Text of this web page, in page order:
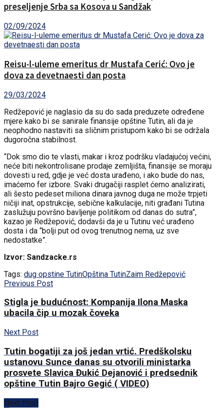
preseljenje Srba sa Kosova u Sandžak
02/09/2024
Reisu-l-uleme emeritus dr Mustafa Cerić: Ovo je
dova za devetnaesti dan posta
29/03/2024
Redžepović je naglasio da su do sada preduzete određene
mjere kako bi se sanirale finansije opštine Tutin, ali da je
neophodno nastaviti sa sličnim pristupom kako bi se održala
dugoročna stabilnost.
“Dok smo dio te vlasti, makar i kroz podršku vladajućoj većini,
neće biti nekontrolisane prodaje zemljišta, finansije se moraju
dovesti u red, gdje je već dosta urađeno, i ako bude do nas,
imaćemo fer izbore. Svaki drugačiji rasplet ćemo analizirati,
ali šesto pedeset miliona dinara javnog duga ne može trpjeti
ničiji inat, opstrukcije, sebične kalkulacije, niti građani Tutina
zaslužuju površno bavljenje politikom od danas do sutra”,
kazao je Redžepović, dodavši da je u Tutinu već urađeno
dosta i da “bolji put od ovog trenutnog nema, uz sve
nedostatke”.
Izvor: Sandzacke.rs
Tags: dug opstine TutinOpština TutinZaim Redžepović
Previous Post
Stigla je budućnost: Kompanija Ilona Maska
ubacila čip u mozak čoveka
Next Post
Tutin bogatiji za još jedan vrtić. Predškolsku
ustanovu Sunce danas su otvorili ministarka
prosvete Slavica Đukić Dejanović i predsednik
opštine Tutin Bajro Gegić ( VIDEO)
Next Post